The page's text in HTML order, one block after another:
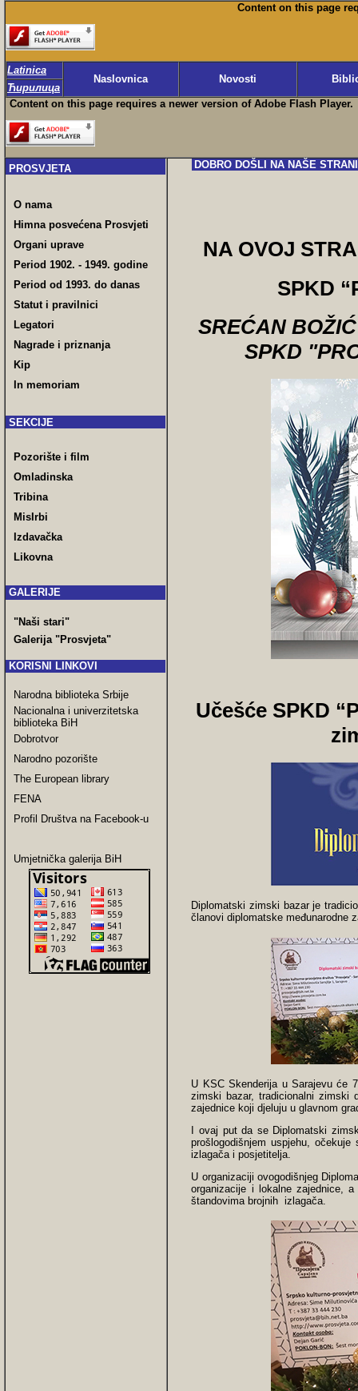
Content on this page
Latinica
Naslovnica Novosti
Ћирилица
Content on this page requires a newer version of Adobe Flash Player.
PROSVJETA
O nama
Himna posvećena Prosvjeti
Organi uprave
Period 1902. - 1949. godine
Period od 1993. do danas
Statut i pravilnici
Legatori
Nagrade i priznanja
Kip
In memoriam
SEKCIJE
Pozorište i film
Omladinska
Tribina
MisIrbi
Izdavačka
Likovna
GALERIJE
"Naši stari"
Galerija "Prosvjeta"
KORISNI LINKOVI
Narodna biblioteka Srbije
Nacionalna i univerzitetska
biblioteka BiH
Dobrotvor
Narodno pozorište
The European library
FENA
Profil Društva na Facebook-u
Umjetnička galerija BiH
DOBRO DOŠLI NA NAŠE
NA OVOJ
SPKD
SREĆAN
SPKD
Učešće SPKD
Diplomatski zimski bazar je
članovi diplomatske međunarodne
U KSC Skenderija u Sarajevu će
zimski bazar, tradicionalni zimski
zajednice koji djeluju u glavnom
I ovaj put da se Diplomatski
prošlogodišnjem uspjehu,
izlagača i posjetitelјa.
U organizaciji ovogodišnjeg
organizacije i lokalne zajednice,
štandovima brojnih izlagača.